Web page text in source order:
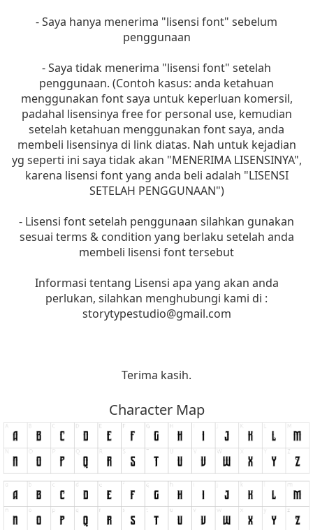
- Saya hanya menerima "lisensi font" sebelum
penggunaan
- Saya tidak menerima "lisensi font" setelah
penggunaan. (Contoh kasus: anda ketahuan
menggunakan font saya untuk keperluan komersil,
padahal lisensinya free for personal use, kemudian
setelah ketahuan menggunakan font saya, anda
membeli lisensinya di link diatas. Nah untuk kejadian
yg seperti ini saya tidak akan "MENERIMA LISENSINYA",
karena lisensi font yang anda beli adalah "LISENSI
SETELAH PENGGUNAAN")
- Lisensi font setelah penggunaan silahkan gunakan
sesuai terms & condition yang berlaku setelah anda
membeli lisensi font tersebut
Informasi tentang Lisensi apa yang akan anda
perlukan, silahkan menghubungi kami di :
storytypestudio@gmail.com
Terima kasih.
Character Map